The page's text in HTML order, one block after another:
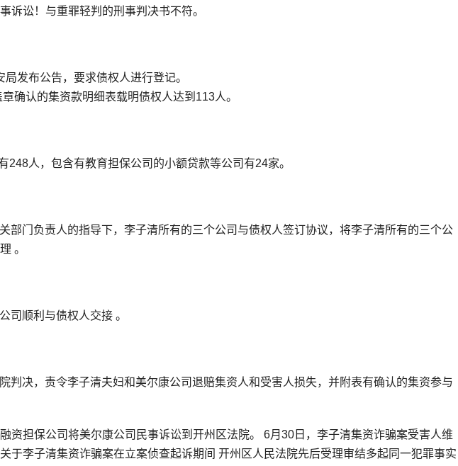
诉讼！与重罪轻判的刑事判决书不符。
发布公告，要求债权人进行登记。
确认的集资款明细表载明债权人达到113人。
248人，包含有教育担保公司的小额贷款等公司有24家。
部门负责人的指导下，李子清所有的三个公司与债权人签订协议，将李子清所有的三个公
。
司顺利与债权人交接 。
判决，责令李子清夫妇和美尔康公司退赔集资人和受害人损失，并附表有确认的集资参与
资担保公司将美尔康公司民事诉讼到开州区法院。 6月30日，李子清集资诈骗案受害人维
于李子清集资诈骗案在立案侦查起诉期间 开州区人民法院先后受理审结多起同一犯罪事实